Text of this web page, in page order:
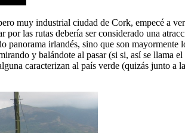
muy industrial ciudad de Cork, empecé a
por las rutas debería ser considerado una
irlandés, sino que son
y balándote al pasar (si si, así se llama
caracterizan al país verde (quizás junto